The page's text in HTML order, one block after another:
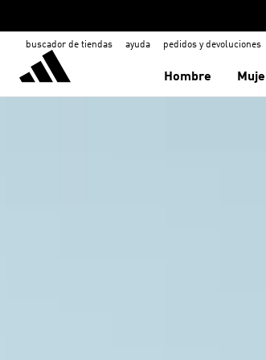
buscador de tiendas ayuda pedidos y devoluciones
Hombre